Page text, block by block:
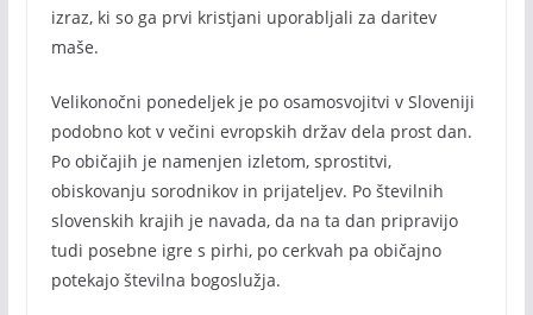
izraz, ki so ga prvi kristjani uporabljali za daritev
maše.
Velikonočni ponedeljek je po osamosvojitvi v Sloveniji
podobno kot v večini evropskih držav dela prost dan.
Po običajih je namenjen izletom, sprostitvi,
obiskovanju sorodnikov in prijateljev. Po številnih
slovenskih krajih je navada, da na ta dan pripravijo
tudi posebne igre s pirhi, po cerkvah pa običajno
potekajo številna bogoslužja.